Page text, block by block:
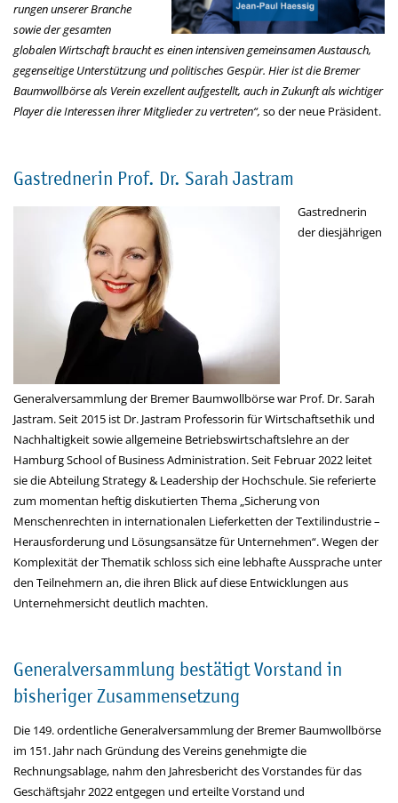
rungen unserer Branche
sowie der gesamten
globalen Wirtschaft braucht es einen intensiven gemeinsamen Austausch,
gegenseitige Unterstützung und politisches Ge­spür. Hier ist die Bremer
Baumwollbörse als Verein exzellent aufgestellt, auch in Zu­kunft als wichtiger
Player die Interessen ihrer Mitglieder zu vertreten“, so der neue Präsident.
Gastrednerin Prof. Dr. Sarah Jastram
Gastrednerin
der diesjährigen
Generalversammlung der Bremer Baumwollbörse war Prof. Dr. Sarah
Jastram. Seit 2015 ist Dr. Jastram Professorin für Wirtschaftsethik und
Nachhaltigkeit sowie allgemeine Betriebswirtschaftslehre an der
Hamburg School of Business Administration. Seit Februar 2022 leitet
sie die Abteilung Strategy & Leadership der Hochschule. Sie referierte
zum momentan heftig diskutierten Thema „Sicherung von
Menschenrechten in internationalen Lieferketten der Textilindustrie –
Herausforderung und Lösungsansätze für Unternehmen“. Wegen der
Komplexität der Thematik schloss sich eine lebhafte Aussprache unter
den Teilnehmern an, die ihren Blick auf diese Entwicklungen aus
Unternehmersicht deutlich machten.
Generalversammlung bestätigt Vorstand in
bisheriger Zusammensetzung
Die 149. ordentliche Generalversammlung der Bremer Baumwollbörse
im 151. Jahr nach Gründung des Vereins genehmigte die
Rechnungsablage, nahm den Jahresbericht des Vorstandes für das
Geschäftsjahr 2022 entgegen und erteilte Vor­stand und